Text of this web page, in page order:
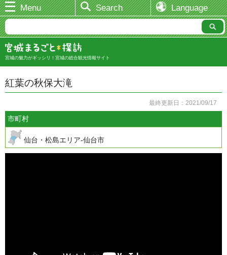
Menu Search Language
宮城の魅力がギッシリ！宮城の総合観光情報サイト
紅葉の秋保大滝
最終更新日：2021/09/17
市町村
仙台・松島エリア-仙台市